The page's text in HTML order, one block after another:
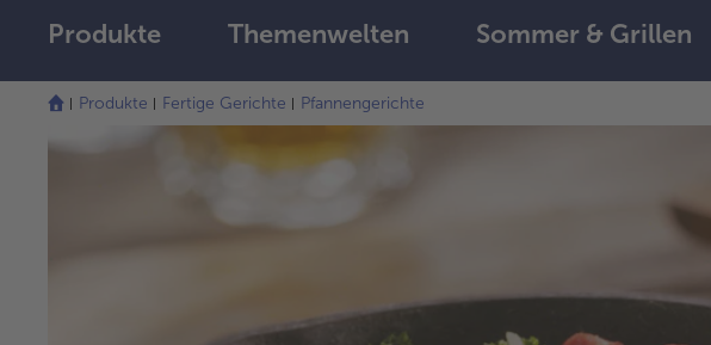
Produkte Themenwelten Sommer & Grillen
Produkte Fertige Gerichte Pfannengerichte